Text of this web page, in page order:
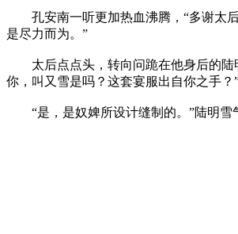
孔安南一听更加热血沸腾，“多谢太后
是尽力而为。”
太后点点头，转向问跪在他身后的陆
你，叫又雪是吗？这套宴服出自你之手？
“是，是奴婢所设计缝制的。”陆明雪